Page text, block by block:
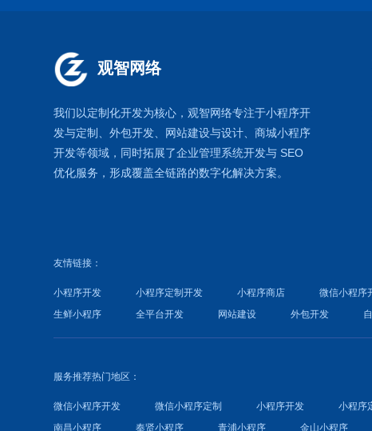
观智网络
我们以定制化开发为核心，观智网络专注于小程序开
发与定制、外包开发、 网站建设与设计、商城小程序
开发等领域，同时拓展了企业管理系统开发与 SEO
优化服务，形成覆盖全链路的数字化解决方案。
友情链接：
小程序开发 小程序定制开发 小程序商店 微信小程序
生鲜小程序
全平台开发 网站建设 外包开发
服务推荐热门地区：
微信小程序开发 微信小程序定制 小程序开发 小程序
南昌小程序
奉贤小程序 青浦小程序 金山小程序